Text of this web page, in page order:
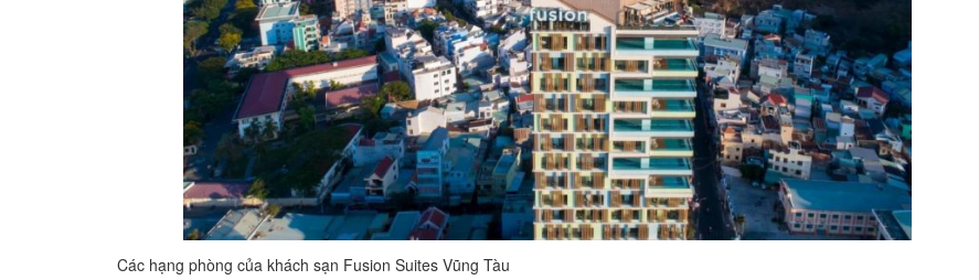
Các hạng phòng của khách sạn Fusion Suites Vũng Tàu